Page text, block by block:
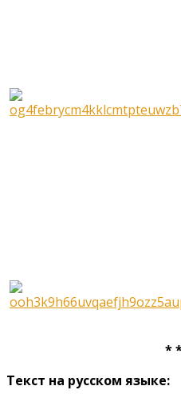
*
Текст на русском языке: